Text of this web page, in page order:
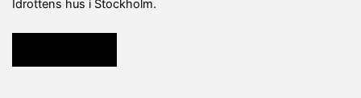
Idrottens hus i Stockholm.